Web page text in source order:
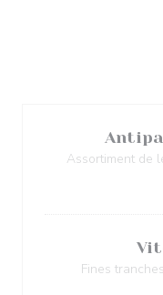
Assortiment de
Fines